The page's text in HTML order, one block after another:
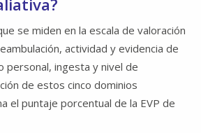
se miden en la escala de valoración
actividad y evidencia de
personal, ingesta y nivel de
de estos cinco dominios
el puntaje porcentual de la EVP de